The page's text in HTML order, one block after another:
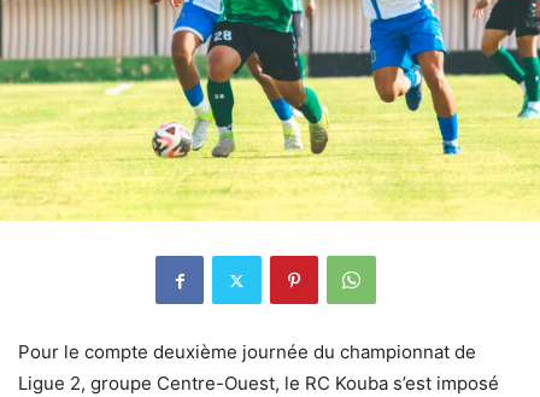
Pour le compte deuxième journée du championnat de
Ligue 2, groupe Centre-Ouest, le RC Kouba s’est imposé